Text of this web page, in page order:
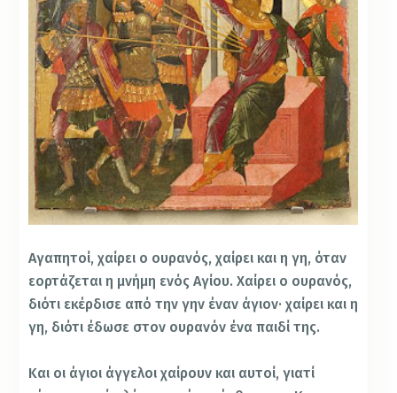
Αγαπητοί, χαίρει ο ουρανός, χαίρει και η γη, όταν
εορτάζεται η μνήμη ενός Αγίου. Χαίρει ο ουρανός,
διότι εκέρδισε από την γην έναν άγιον· χαίρει και η
γη, διότι έδωσε στον ουρανόν ένα παιδί της.
Και οι άγιοι άγγελοι χαίρουν και αυτοί, γιατί